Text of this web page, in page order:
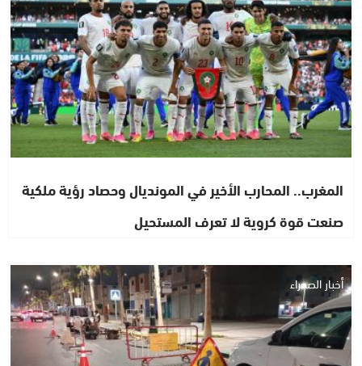
المغرب.. المحارب الأخير في المونديال وحصاد رؤية ملكية
صنعت قوة كروية لا تعرف المستحيل
أخبار الصحراء